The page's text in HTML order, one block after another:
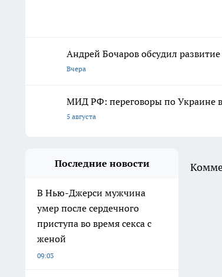
Андрей Бочаров обсудил
Вчера
МИД РФ: переговоры по Украине
5 августа
Последние новости
В Нью-Джерси мужчина
умер после сердечного
приступа во время секса с
женой
09:03